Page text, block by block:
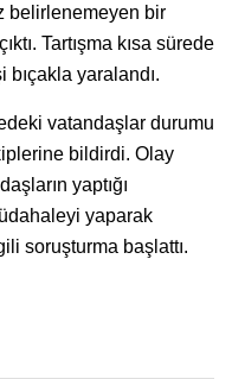
belirlenemeyen bir
Tartışma kısa sürede
yaralandı.
vatandaşlar durumu
bildirdi. Olay
yaptığı
yaparak
soruşturma başlattı.